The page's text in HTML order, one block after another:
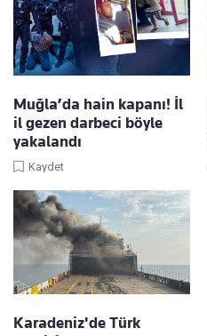
Muğla’da hain kapanı! İl
il gezen darbeci böyle
yakalandı
Kaydet
Karadeniz'de Türk